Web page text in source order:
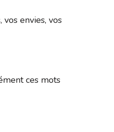
envies, vos
ces mots